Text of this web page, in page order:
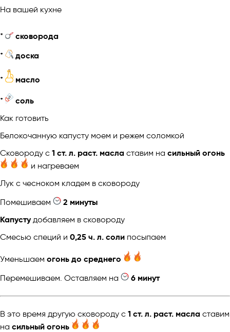
На вашей кухне
*
сковорода
*
доска
* масло
*
соль
Как готовить
Белокочанную капусту моем и режем соломкой
Сковороду с 1 ст. л. раст. масла ставим на сильный огонь
и нагреваем
Лук с чесноком кладем в сковороду
Помешиваем
2 минуты
Капустудобавляем в сковороду
Смесью специй и 0,25 ч. л. соли посыпаем
Уменьшаем огонь до среднего
Перемешиваем. Оставляем на
6 минут
В это время другую сковороду с 1 ст. л. раст. масла ставим
на сильный огонь